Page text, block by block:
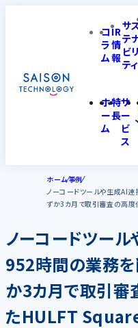
コ
ラ
ム
IR
情
報
サ
テ
ビリ
ティ
ホ
ー
ム
特
長
サ
ー
ビ
ス
ホーム事例
ノーコードツールや生成AI連
ずか3カ月で取引審査の高
ノーコードツー
952時間の業務を
か3カ月で取引審
たHULFT